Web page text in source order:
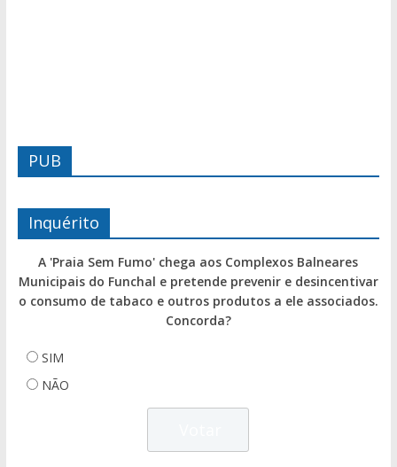
PUB
Inquérito
A 'Praia Sem Fumo' chega aos Complexos Balneares
Municipais do Funchal e pretende prevenir e desincentivar
o consumo de tabaco e outros produtos a ele associados.
Concorda?
SIM
NÃO